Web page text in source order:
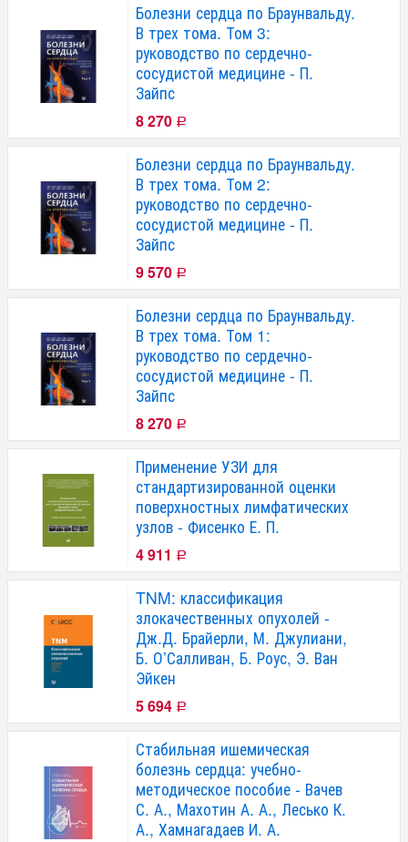
Болезни сердца по Браунвальду.
В трех тома. Том 3:
руководство по сердечно-
сосудистой медицине - П.
Зайпс
8 270 Р
Болезни сердца по Браунвальду.
В трех тома. Том 2:
руководство по сердечно-
сосудистой медицине - П.
Зайпс
9 570 Р
Болезни сердца по Браунвальду.
В трех тома. Том 1:
руководство по сердечно-
сосудистой медицине - П.
Зайпс
8 270 Р
Применение УЗИ для
стандартизированной оценки
поверхностных лимфатических
узлов - Фисенко Е. П.
4 911 Р
TNM: классификация
злокачественных опухолей -
Дж.Д. Брайерли, М. Джулиани,
Б. О’Салливан, Б. Роус, Э. Ван
Эйкен
5 694 Р
Стабильная ишемическая
болезнь сердца: учебно-
методическое пособие - Вачев
С. А., Махотин А. А., Лесько К.
А., Хамнагадаев И. А.